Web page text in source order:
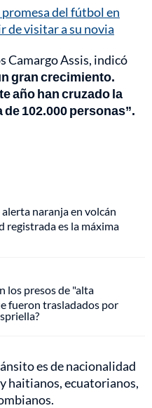
promesa del fútbol en
de visitar a su novia
Camargo Assis, indicó
gran crecimiento.
año han cruzado la
102.000 personas”.
alerta naranja en volcán
registrada es la máxima
los presos de "alta
fueron trasladados por
es de nacionalidad
haitianos, ecuatorianos,